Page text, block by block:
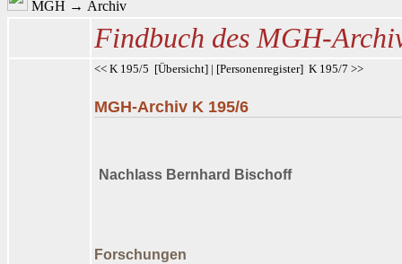
MGH → Archiv
Findbuch des MGH-
<< K 195/5 [Übersicht] | [Personenregister] K 195/7 >>
MGH-Archiv K 195/6
Nachlass Bernhard Bischoff
Forschungen